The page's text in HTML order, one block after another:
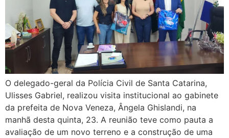
O delegado-geral da Polícia Civil de Santa Catarina,
Ulisses Gabriel, realizou visita institucional ao gabinete
da prefeita de Nova Veneza, Ângela Ghislandi, na
manhã desta quinta, 23. A reunião teve como pauta a
avaliação de um novo terreno e a construção de uma